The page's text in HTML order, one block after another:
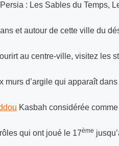
: Les Sables du Temps,
et autour de cette ville du
au centre-ville, visitez les
murs d’argile qui apparaît
Kasbah considérée
qui ont joué le 17ème